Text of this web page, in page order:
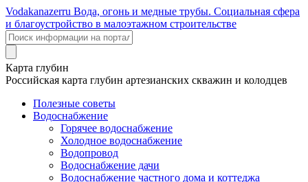
Vodakanazerru Вода, огонь и медные трубы. Социальная сфера
и благоустройство в малоэтажном строительстве
Карта глубин
Российская карта глубин артезианских скважин и колодцев
Полезные советы
Водоснабжение
Горячее водоснабжение
Холодное водоснабжение
Водопровод
Водоснабжение дачи
Водоснабжение частного дома и коттеджа